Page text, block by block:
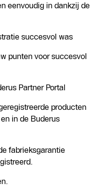
eenvoudig in dankzij de
succesvol was
punten voor succesvol
Partner Portal
producten
in de Buderus
fabrieksgarantie